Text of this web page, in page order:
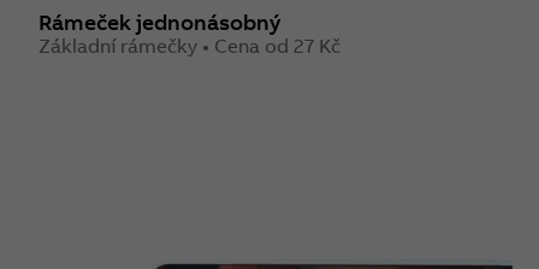
Rámeček jednonásobný
Základní rámečky • Cena od 27 Kč